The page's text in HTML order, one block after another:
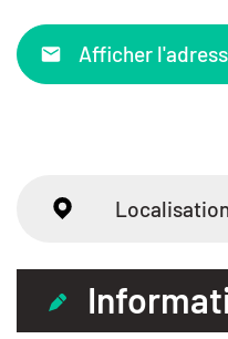
Afficher
Localisation